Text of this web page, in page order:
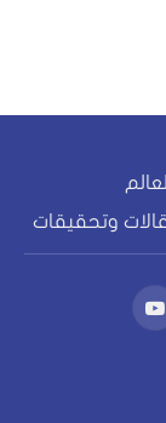
وتحقيقات
يوتيوب